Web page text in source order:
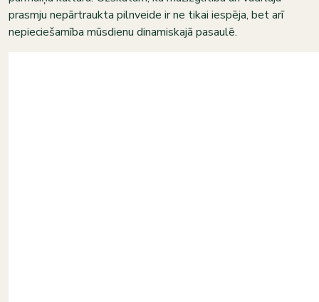
prasmju nepārtraukta pilnveide ir ne tikai iespēja, bet arī
nepieciešamība mūsdienu dinamiskajā pasaulē.